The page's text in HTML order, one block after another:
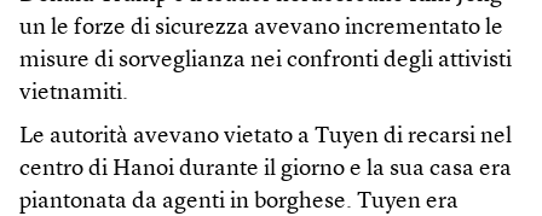
un le forze di sicurezza avevano incrementato le
misure di sorveglianza nei confronti degli attivisti
vietnamiti.
Le autorità avevano vietato a Tuyen di recarsi nel
centro di Hanoi durante il giorno e la sua casa era
piantonata da agenti in borghese. Tuyen era